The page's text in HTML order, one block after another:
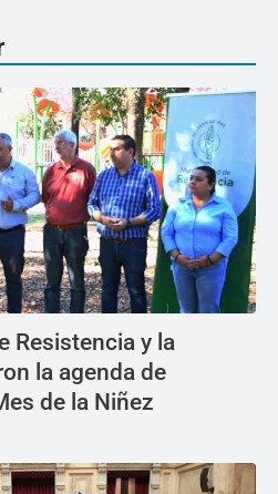
Resistencia y la
la agenda de
de la Niñez